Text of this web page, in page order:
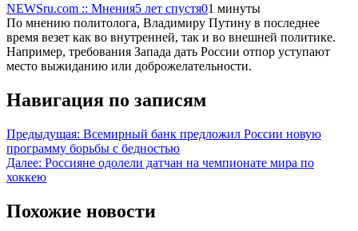
NEWSru.com :: Мнения5 лет спустя01 минуты
По мнению политолога, Владимиру Путину в последнее
время везет как во внутренней, так и во внешней политике.
Например, требования Запада дать России отпор уступают
место выжиданию или доброжелательности.
Навигация по записям
Предыдущая: Всемирный банк предложил России новую
программу борьбы с бедностью
Далее: Россияне одолели датчан на чемпионате мира по
хоккею
Похожие новости